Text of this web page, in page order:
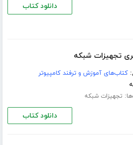
دانلود کتاب
تجهیزات شبکه
کتاب‌های آموزش و ترفند کامپیوتر
تجهیزات شبکه
دانلود کتاب